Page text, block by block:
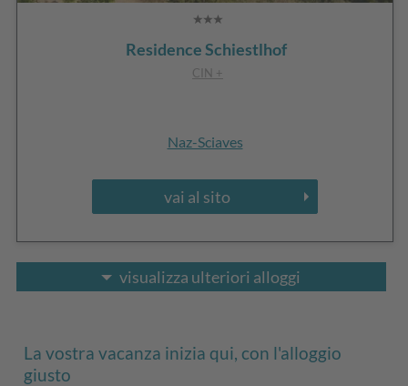
Residence Schiestlhof
CIN +
Naz-Sciaves
vai al sito
visualizza ulteriori alloggi
La vostra vacanza inizia qui, con l'alloggio
giusto